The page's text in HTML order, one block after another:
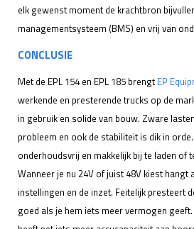
elk gewenst moment de krachtbron
managementsysteem (BMS) en vrij van
CONCLUSIE
Met de EPL 154 en EPL 185 brengtEP
werkende en presterende trucks op de
in gebruik en solide van bouw. Zware
probleem en ook de stabiliteit is dik in
onderhoudsvrij en makkelijk bij te laden of
Wanneer je nu 24V of juist 48V kiest hangt
instellingen en de inzet. Feitelijk presteert
goed als je hem iets meer vermogen